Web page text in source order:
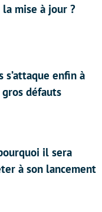
mise à jour ?
s’attaque enfin à
défauts
il sera
à son lancement